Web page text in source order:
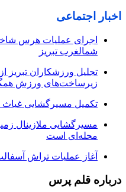
اخبار اجتماعی
اجرای عملیات هرس
شمالغرب تبریز
زیرساخت‌های ورزش
تکمیل مسیرگشایی غیاث مارالان با
مسیرگشایی ملازینال
محله‌ای است
آغاز عملیات تراش
درباره قلم پرس